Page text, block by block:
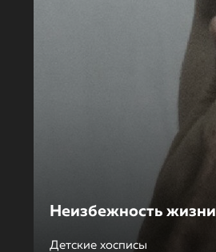
Неизбежность жизни
Детские хосписы